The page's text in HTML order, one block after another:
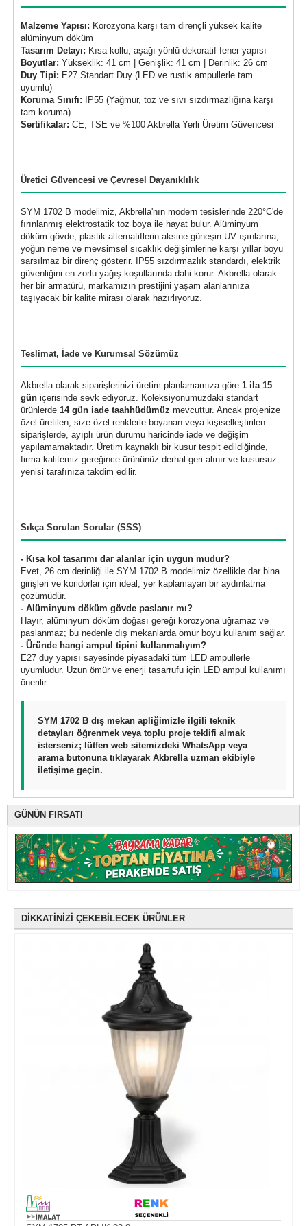
Malzeme Yapısı: Korozyona karşı tam dirençli yüksek kalite
alüminyum döküm
Tasarım Detayı: Kısa kollu, aşağı yönlü dekoratif fener yapısı
Boyutlar: Yükseklik: 41 cm | Genişlik: 41 cm | Derinlik: 26 cm
Duy Tipi: E27 Standart Duy (LED ve rustik ampullerle tam
uyumlu)
Koruma Sınıfı: IP55 (Yağmur, toz ve sıvı sızdırmazlığına karşı
tam koruma)
Sertifikalar: CE, TSE ve %100 Akbrella Yerli Üretim Güvencesi
Üretici Güvencesi ve Çevresel Dayanıklılık
SYM 1702 B modelimiz, Akbrella'nın modern tesislerinde 220°C'de
fırınlanmış elektrostatik toz boya ile hayat bulur. Alüminyum
döküm gövde, plastik alternatiflerin aksine güneşin UV ışınlarına,
yoğun neme ve mevsimsel sıcaklık değişimlerine karşı yıllar boyu
sarsılmaz bir direnç gösterir. IP55 sızdırmazlık standardı, elektrik
güvenliğini en zorlu yağış koşullarında dahi korur. Akbrella olarak
her bir armatürü, markamızın prestijini yaşam alanlarınıza
taşıyacak bir kalite mirası olarak hazırlıyoruz.
Teslimat, İade ve Kurumsal Sözümüz
Akbrella olarak siparişlerinizi üretim planlamamıza göre 1 ila 15
güniçerisinde sevk ediyoruz. Koleksiyonumuzdaki standart
ürünlerde 14 gün iade taahhüdümüz mevcuttur. Ancak projenize
özel üretilen, size özel renklerle boyanan veya kişiselleştirilen
siparişlerde, ayıplı ürün durumu haricinde iade ve değişim
yapılamamaktadır. Üretim kaynaklı bir kusur tespit edildiğinde,
firma kalitemiz gereğince ürününüz derhal geri alınır ve kusursuz
yenisi tarafınıza takdim edilir.
Sıkça Sorulan Sorular (SSS)
- Kısa kol tasarımı dar alanlar için uygun mudur?
Evet, 26 cm derinliği ile SYM 1702 B modelimiz özellikle dar bina
girişleri ve koridorlar için ideal, yer kaplamayan bir aydınlatma
çözümüdür.
- Alüminyum döküm gövde paslanır mı?
Hayır, alüminyum döküm doğası gereği korozyona uğramaz ve
paslanmaz; bu nedenle dış mekanlarda ömür boyu kullanım sağlar.
- Üründe hangi ampul tipini kullanmalıyım?
E27 duy yapısı sayesinde piyasadaki tüm LED ampullerle
uyumludur. Uzun ömür ve enerji tasarrufu için LED ampul kullanımı
önerilir.
SYM 1702 B dış mekan apliğimizle ilgili teknik
detayları öğrenmek veya toplu proje teklifi almak
isterseniz; lütfen web sitemizdeki WhatsApp veya
arama butonuna tıklayarak Akbrella uzman ekibiyle
iletişime geçin.
GÜNÜN FIRSATI
DİKKATİNİZİ ÇEKEBİLECEK ÜRÜNLER